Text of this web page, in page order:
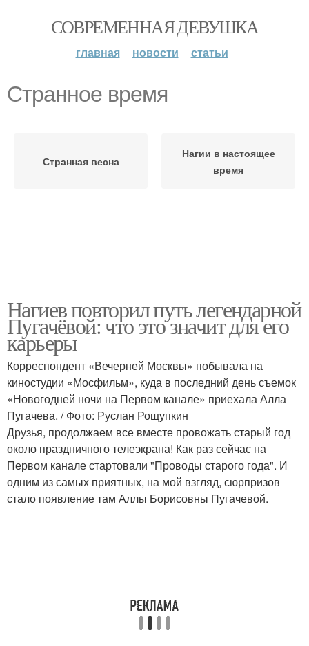
СОВРЕМЕННАЯ ДЕВУШКА
главная новости статьи
Странное время
Странная весна
Нагии в настоящее
время
Нагиев повторил путь легендарной
Пугачёвой: что это значит для его
карьеры
Корреспондент «Вечерней Москвы» побывала на
киностудии «Мосфильм», куда в последний день съемок
«Новогодней ночи на Первом канале» приехала Алла
Пугачева. / Фото: Руслан Рощупкин
Друзья, продолжаем все вместе провожать старый год
около праздничного телеэкрана! Как раз сейчас на
Первом канале стартовали "Проводы старого года". И
одним из самых приятных, на мой взгляд, сюрпризов
стало появление там Аллы Борисовны Пугачевой.